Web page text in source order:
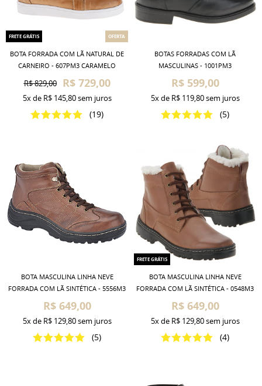
OFERTA
FRETE GRÁTIS
BOTA FORRADA COM LÃ NATURAL DE
CARNEIRO - 607PM3 CARAMELO
R$ 829,00 R$ 729,00
(19)
5xde R$ 145,80sem juros
BOTAS FORRADAS COM LÃ
MASCULINAS - 1001PM3
R$ 599,00
(5)
5xde R$ 119,80sem juros
BOTA MASCULINA LINHA NEVE
FORRADA COM LÃ SINTÉTICA - 5556M3
R$ 649,00
(5)
5xde R$ 129,80sem juros
FRETE GRÁTIS
BOTA MASCULINA LINHA NEVE
FORRADA COM LÃ SINTÉTICA - 0548M3
R$ 649,00
(4)
5xde R$ 129,80sem juros